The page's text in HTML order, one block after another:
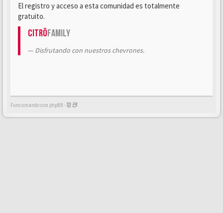
El registro y acceso a esta comunidad es totalmente
gratuito.
CitröFamily
Disfrutando con nuestros chevrones.
Funcionando con phpBB -